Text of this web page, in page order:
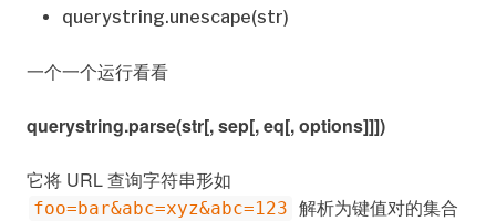
querystring.unescape(str)
一个一个运行看看
querystring.parse(str[, sep[, eq[, options]]])
它将 URL 查询字符串形如
foo=bar&abc=xyz&abc=123 解析为键值对的集合